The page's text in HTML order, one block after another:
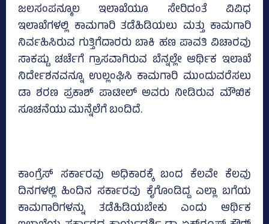
ಜಲಸಂಪನ್ಮೂಲ ಇಲಾಖೆಯೂ ಸೇರಿದಂತೆ ವಿವಿಧ
ಇಲಾಖೆಗಳಲ್ಲಿ ಕಾಮಗಾರಿ ತಡೆಹಿಡಿಯಲು ಮತ್ತು ಕಾಮಗಾರಿ
ನಿರ್ವಹಿಸಿರುವ ಗುತ್ತಿಗೆದಾರರು ಬಾಕಿ ಹಣ ಪಾವತಿ ವಿಚಾರವು
ಸಾಕಷ್ಟು ಚರ್ಚೆಗೆ ಗ್ರಾಸವಾಗಿರುವ ಬೆನ್ನಲ್ಲೇ ಆರ್ಥಿಕ ಇಲಾಖೆ
ನಿರ್ದೇಶನವನ್ನೂ ಉಲ್ಲಂಘಿಸಿ ಕಾಮಗಾರಿ ಮುಂದುವರೆಸಲು
ಡಾ ಶರಣ ಪ್ರಕಾಶ್‌ ಪಾಟೀಲ್‌ ಅವರು ನೀಡಿರುವ ಮೌಖಿಕ
ಸೂಚನೆಯು ಮುನ್ನೆಲೆಗೆ ಬಂದಿದೆ.
ಕಾಂಗ್ರೆಸ್‌ ಸರ್ಕಾರವು ಅಧಿಕಾರಕ್ಕೆ ಬಂದ ಕೆಲವೇ ಕೆಲವು
ದಿನಗಳಲ್ಲಿ ಹಿಂದಿನ ಸರ್ಕಾರವು ಕೈಗೊಂಡಿದ್ದ ಎಲ್ಲಾ ಬಗೆಯ
ಕಾಮಗಾರಿಗಳನ್ನು ತಡೆಹಿಡಿಯಬೇಕು ಎಂದು ಆರ್ಥಿಕ